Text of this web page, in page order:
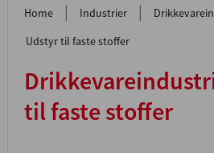
Home | Industrier |
Udstyr til faste stoffer
til faste stoffer